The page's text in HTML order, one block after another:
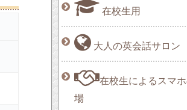
在校生用
大人の英会話サロン
在校生によるスマ
場